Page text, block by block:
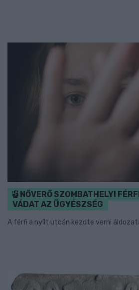
NŐVERŐ SZOMBATHELYI
VÁDAT AZ ÜGYÉSZSÉG
A férfi a nyílt utcán kezdte verni